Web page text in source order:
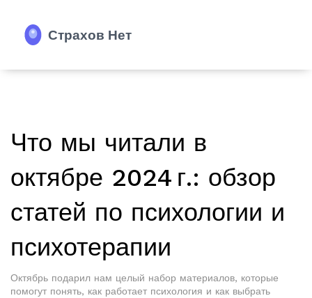
Что мы читали в
октябре 2024 г.: обзор
статей по психологии и
психотерапии
Октябрь подарил нам целый набор материалов, которые
помогут понять, как работает психология и как выбрать